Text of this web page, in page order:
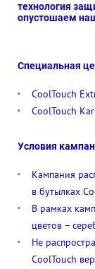
технология
опустошаем
Специальная
CoolTouch
CoolTouch
Условия
Кампания
в бутылках
В рамках
цветов –
Не
CoolTouch